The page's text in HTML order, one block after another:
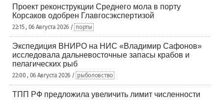
Проект реконструкции Среднего мола в порту
Корсаков одобрен Главгосэкспертизой
22:15 , 06 Августа 2026 / порты
Экспедиция ВНИРО на НИС «Владимир Сафонов»
исследовала дальневосточные запасы крабов и
пелагических рыб
22:00 , 06 Августа 2026 / рыболовство
ТПП РФ предложила увеличить лимит численности